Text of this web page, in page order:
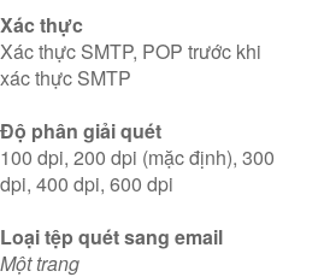
Xác thực
Xác thực SMTP, POP trước khi
xác thực SMTP
Độ phân giải quét
100 dpi, 200 dpi (mặc định), 300
dpi, 400 dpi, 600 dpi
Loại tệp quét sang email
Một trang